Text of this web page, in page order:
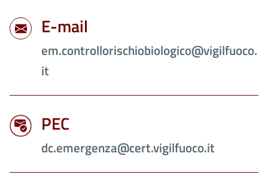
E-mail
em.controllorischiobiologico@vigilfuoco.
it
PEC
dc.emergenza@cert.vigilfuoco.it